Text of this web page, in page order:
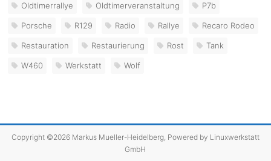
Oldtimerrallye Oldtimerveranstaltung P7b
Porsche R129 Radio Rallye Recaro Rodeo
Restauration Restaurierung Rost Tank
W460 Werkstatt Wolf
Copyright ©2026 Markus Mueller-Heidelberg, Powered by Linuxwerkstatt
GmbH